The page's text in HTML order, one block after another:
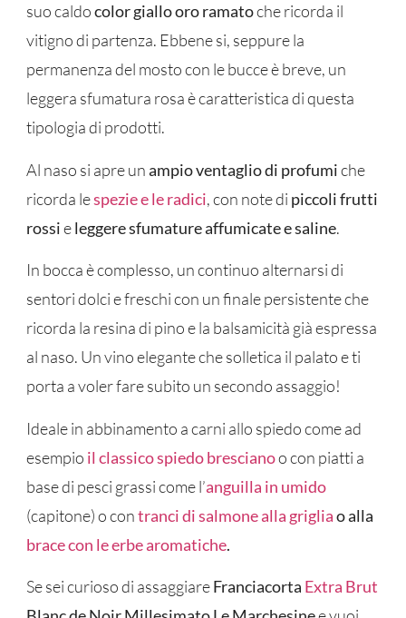
suo caldocolor giallo oro ramatoche ricorda il
vitigno di partenza. Ebbene si, seppure la
permanenza del mosto con le bucce è breve, un
leggera sfumatura rosa è caratteristica di questa
tipologia di prodotti.
Al naso si apre unampio ventaglio di profumiche
ricorda lespezie e le radici, con note di piccoli frutti
rossieleggere sfumature affumicate e saline.
In bocca è complesso, un continuo alternarsi di
sentori dolci e freschi con un finale persistente che
ricorda la resina di pino e la balsamicità già espressa
al naso. Un vino elegante che solletica il palato e ti
porta a voler fare subito un secondo assaggio!
Ideale in abbinamento a carni allo spiedo come ad
esempio il classico spiedo brescianoo con piatti a
base di pesci grassi come l’anguilla in umido
(capitone) o contranci di salmone alla grigliao alla
brace con le erbe aromatiche.
Se sei curioso di assaggiareFranciacorta Extra Brut